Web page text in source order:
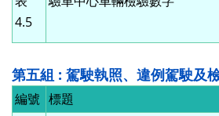
4.5
第五組 : 駕駛執照、違例駕駛及
編號 標題